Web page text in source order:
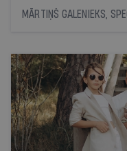
dārzā lasīs lekciju
varēs vērot uz
MĀRTIŅŠ GALENIEKS,